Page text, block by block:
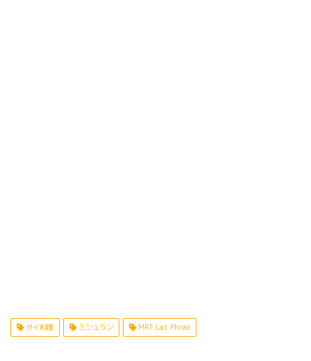
タイ料理 ミシュラン MRT Lat Phrao